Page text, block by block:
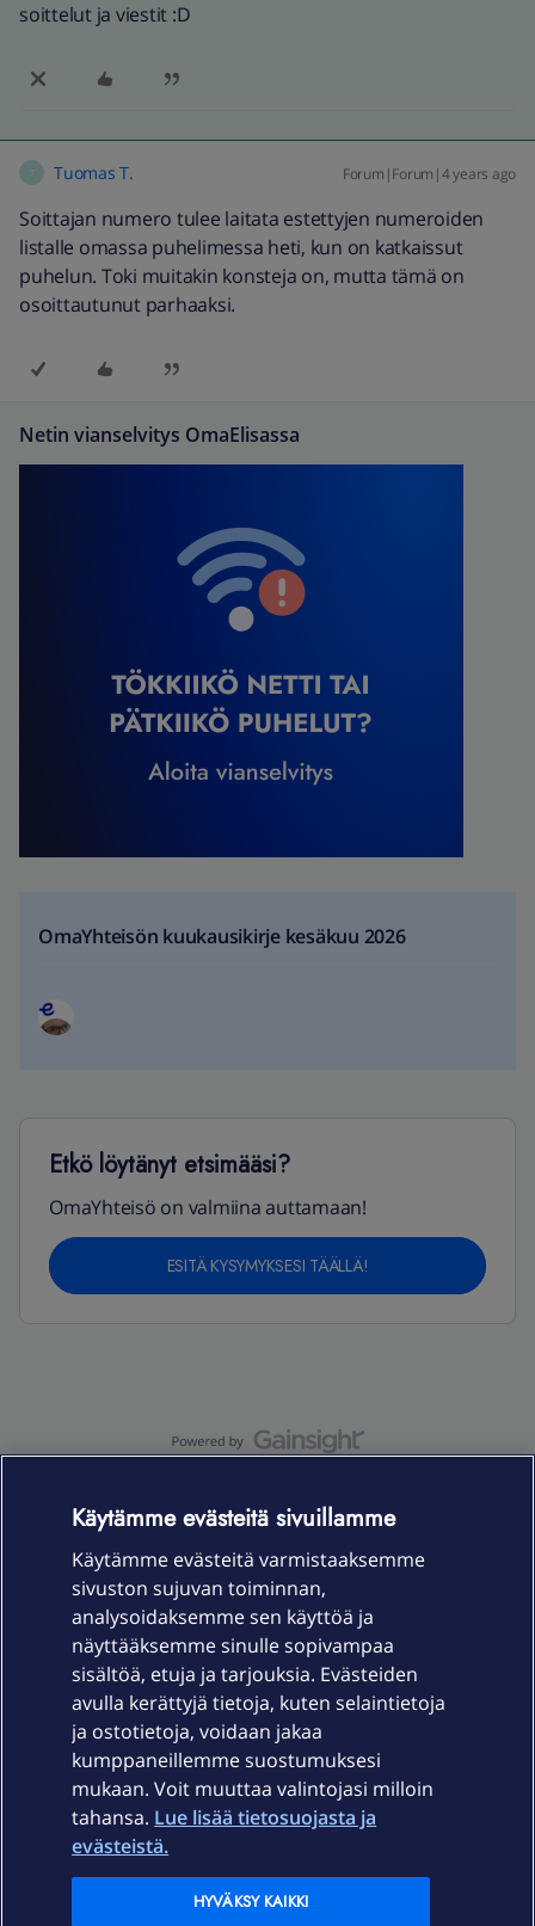
soittelut ja viestit :D
Tuomas T. Forum|Forum|4 years ago
Soittajan numero tulee laitata estettyjen numeroiden
listalle omassa puhelimessa heti, kun on katkaissut
puhelun. Toki muitakin konsteja on, mutta tämä on
osoittautunut parhaaksi.
Netin vianselvitys OmaElisassa
OmaYhteisön kuukausikirje kesäkuu 2026
Etkö löytänyt etsimääsi?
OmaYhteisö on valmiina auttamaan!
ESITÄ KYSYMYKSESI TÄÄLLÄ!
Laitteet & liittymät
Palvelut
Ajankohtaista
Elisa Oyj
Käytämme evästeitä sivuillamme
Käytämme evästeitä varmistaaksemme
sivuston sujuvan toiminnan,
analysoidaksemme sen käyttöä ja
näyttääksemme sinulle sopivampaa
sisältöä, etuja ja tarjouksia. Evästeiden
avulla kerättyjä tietoja, kuten selaintietoja
ja ostotietoja, voidaan jakaa
kumppaneillemme suostumuksesi
mukaan. Voit muuttaa valintojasi milloin
tahansa. Lue lisää tietosuojasta ja
evästeistä.
HYVÄKSY KAIKKI